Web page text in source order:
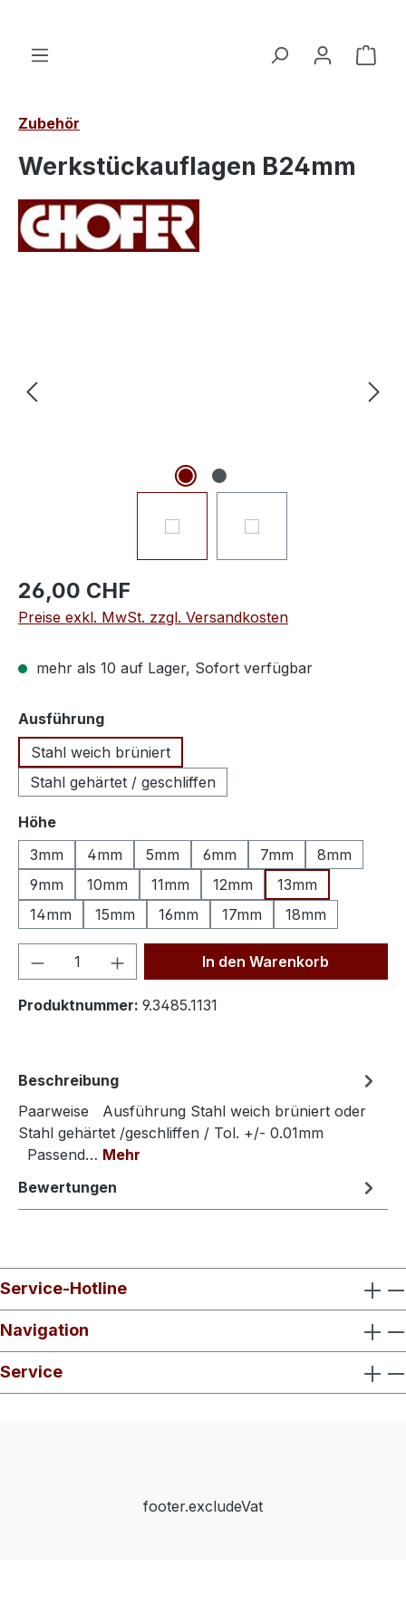
Zubehör
Werkstückauflagen B24mm
26,00 CHF
Preise exkl. MwSt. zzgl. Versandkosten
mehr als 10 auf Lager, Sofort verfügbar
Ausführungauswählen
Stahl weich brüniert
Stahl gehärtet / geschliffen
Höheauswählen
3mm
4mm 5mm 6mm 7mm
8mm
9mm
10mm 11mm 12mm
13mm
14mm
15mm 16mm 17mm 18mm
Produkt Anzahl: Gib denIn den Warenkorb
Produktnummer: 9.3485.1131
Beschreibung
Paarweise Ausführung Stahl weich brüniert oder
Stahl gehärtet /geschliffen / Tol. +/- 0.01mm
Passend… Mehr
Bewertungen
Service-Hotline
Navigation
Service
footer.excludeVat